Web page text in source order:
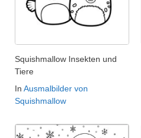
Squishmallow Insekten und
Tiere
In Ausmalbilder von
Squishmallow